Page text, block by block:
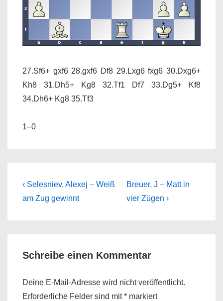
27.Sf6+ gxf6 28.gxf6 Df8 29.Lxg6 fxg6 30.Dxg6+
Kh8 31.Dh5+ Kg8 32.Tf1 Df7 33.Dg5+ Kf8
34.Dh6+ Kg8 35.Tf3
1–0
Beitragsnavigation
Previous
Post
‹ Selesniev, Alexej – Weiß
am Zug gewinnt
Next
Post
Breuer, J – Matt in
vier Zügen ›
Schreibe einen Kommentar
Deine E-Mail-Adresse wird nicht veröffentlicht.
Erforderliche Felder sind mit* markiert